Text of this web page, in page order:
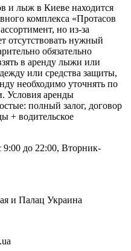
и лыж в Киеве находится
комплекса «Протасов
но из-за
отсутствовать нужный
обязательно
в аренду лыжи или
или средства защиты,
необходимо уточнять по
Условия аренды
полный залог, договор
+ водительское
9:00 до 22:00, Вторник-
и Палац Украина